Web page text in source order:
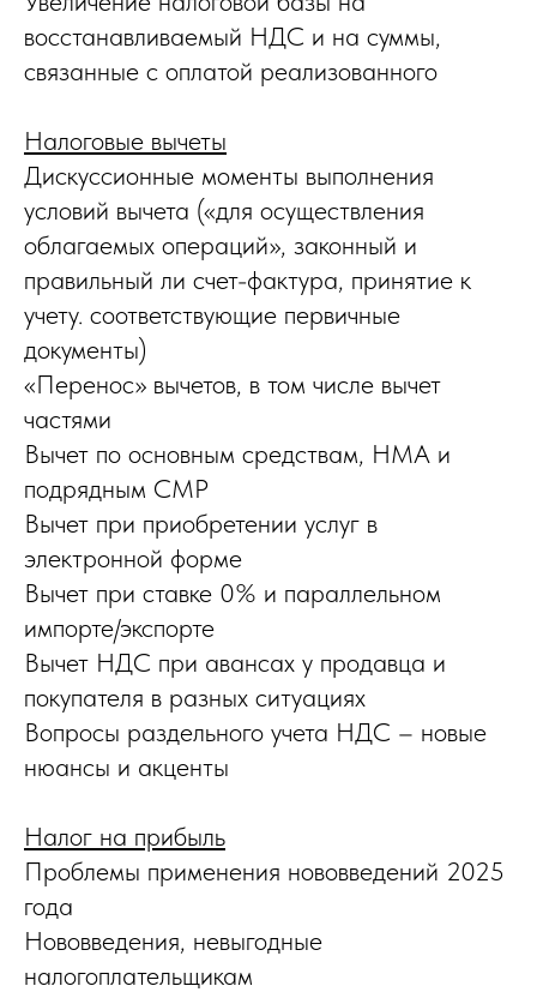
восстанавливаемый НДС и на суммы,
связанные с оплатой реализованного
Налоговые вычеты
Дискуссионные моменты выполнения
условий вычета («для осуществления
облагаемых операций», законный и
правильный ли счет-фактура, принятие к
учету. соответствующие первичные
документы)
«Перенос» вычетов, в том числе вычет
частями
Вычет по основным средствам, НМА и
подрядным СМР
Вычет при приобретении услуг в
электронной форме
Вычет при ставке 0% и параллельном
импорте/экспорте
Вычет НДС при авансах у продавца и
покупателя в разных ситуациях
Вопросы раздельного учета НДС – новые
нюансы и акценты
Налог на прибыль
Проблемы применения нововведений 2025
года
Нововведения, невыгодные
налогоплательщикам